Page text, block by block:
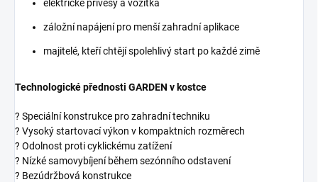
elektrické přívěsy a vozítka
záložní napájení pro menší zahradní aplikace
majitelé, kteří chtějí spolehlivý start po každé zimě
Technologické přednosti GARDEN v kostce
? Speciální konstrukce pro zahradní techniku
? Vysoký startovací výkon v kompaktních rozměrech
? Odolnost proti cyklickému zatížení
? Nízké samovybíjení během sezónního odstavení
? Bezúdržbová konstrukce